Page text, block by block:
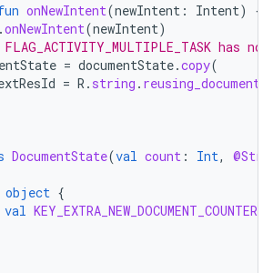
onNewIntent(newIntent : Intent)
{
.onNewIntent(newIntent)
= documentState.copy(
= R . string .
DocumentState(val count : Int,
object {
val KEY_EXTRA_NEW_DOCUMENT_COUNTER